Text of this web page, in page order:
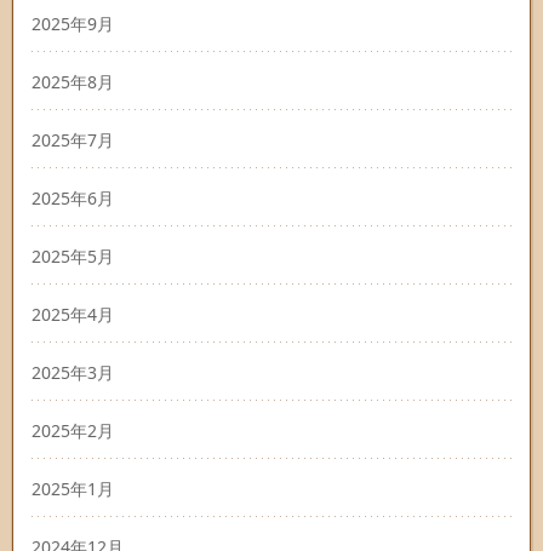
2025年9月
2025年8月
2025年7月
2025年6月
2025年5月
2025年4月
2025年3月
2025年2月
2025年1月